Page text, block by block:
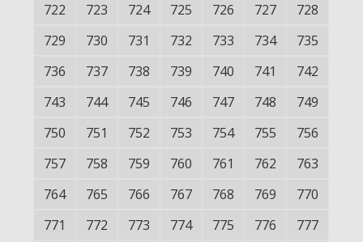
722
723 724 725 726 727
728
729
730 731 732 733 734
735
736
737 738 739 740 741
742
743
744 745 746 747 748
749
750
751 752 753 754 755
756
757
758 759 760 761 762
763
764
765 766 767 768 769
770
771
772 773 774 775 776
777